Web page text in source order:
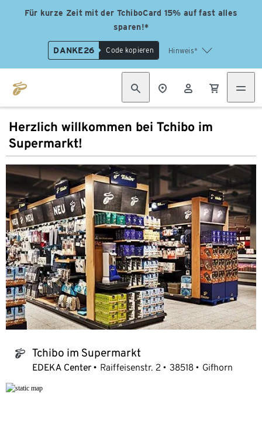
Für kurze Zeit mit der TchiboCard 15% auf fast alles
sparen!*
DANKE26 Code kopieren Hinweis*
Herzlich willkommen bei Tchibo im
Supermarkt!
tchibo_logo Tchibo im Supermarkt
EDEKA Center Raiffeisenstr. 2 38518 Gifhorn